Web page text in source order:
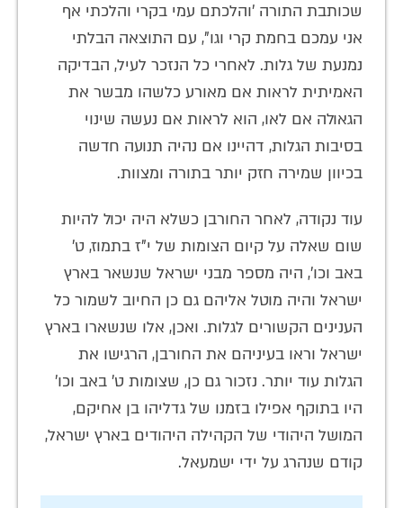
שכותבת התורה 'והלכתם עמי בקרי והלכתי אף
אני עמכם בחמת קרי וגו", עם התוצאה הבלתי
נמנעת של גלות. לאחרי כל הנזכר לעיל, הבדיקה
האמיתית לראות אם מאורע כלשהו מבשר את
הגאולה אם לאו, הוא לראות אם נעשה שינוי
בסיבות הגלות, דהיינו אם נהיה תנועה חדשה
בכיוון שמירה חזק יותר בתורה ומצוות.
עוד נקודה, לאחר החורבן כשלא היה יכול להיות
שום שאלה על קיום הצומות של י"ז בתמוז, ט'
באב וכו', היה מספר מבני ישראל שנשאר בארץ
ישראל והיה מוטל אליהם גם כן החיוב לשמור כל
הענינים הקשורים לגלות. ואכן, אלו שנשארו בארץ
ישראל וראו בעיניהם את החורבן, הרגישו את
הגלות עוד יותר. נזכור גם כן, שצומות ט' באב וכו'
היו בתוקף אפילו בזמנו של גדליהו בן אחיקם,
המושל היהודי של הקהילה היהודים בארץ ישראל,
קודם שנהרג על ידי ישמעאל.